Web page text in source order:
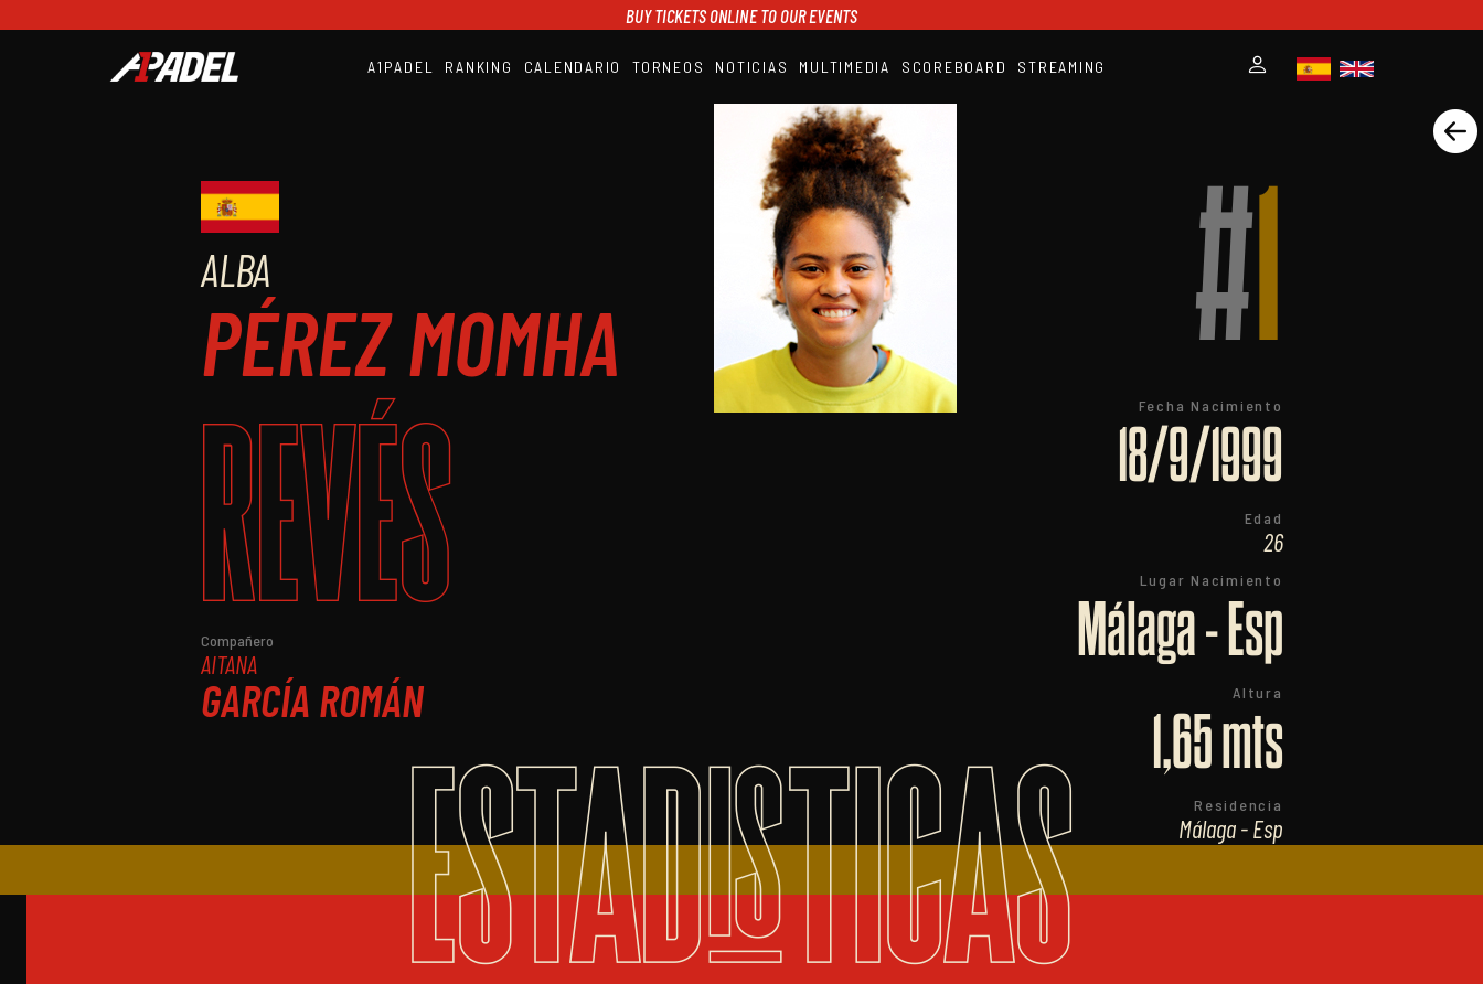
BUY TICKETS ONLINE TO OUR EVENTS
A1PADEL RANKING CALENDARIO TORNEOS NOTICIAS MULTIMEDIA SCOREBOARD STREAMING
CALENDARIO
TORNEOS
NOTICIAS
MULTIMEDIA
SCOREBOARD
STREAMING
ALBA
PÉREZ MOMHA
REVÉS
Compañero
AITANA
GARCÍA ROMÁN
#1
Fecha Nacimiento
18/9/1999
Edad
26
Lugar Nacimiento
Málaga - Esp
Altura
1,65 mts
Residencia
Málaga - Esp
ESTADISTICAS